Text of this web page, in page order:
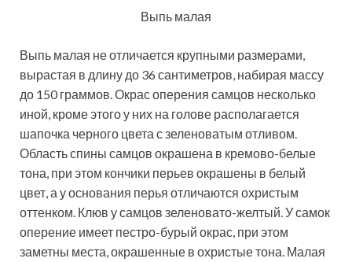
Выпь малая
Выпь малая не отличается крупными размерами,
вырастая в длину до 36 сантиметров, набирая массу
до 150 граммов. Окрас оперения самцов несколько
иной, кроме этого у них на голове располагается
шапочка черного цвета с зеленоватым отливом.
Область спины самцов окрашена в кремово-белые
тона, при этом кончики перьев окрашены в белый
цвет, а у основания перья отличаются охристым
оттенком. Клюв у самцов зеленовато-желтый. У самок
оперение имеет пестро-бурый окрас, при этом
заметны места, окрашенные в охристые тона. Малая